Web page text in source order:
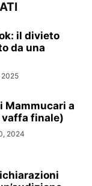
il divieto
da una
2025
Mammucari a
vaffa finale)
2024